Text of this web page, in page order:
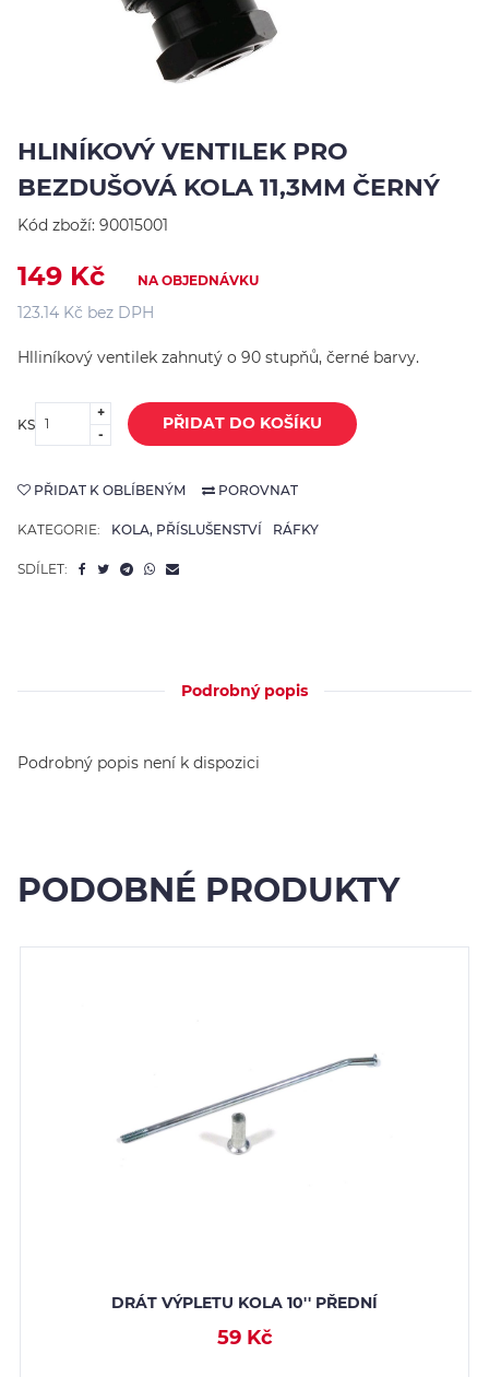
YouTube
HLINÍKOVÝ VENTILEK PRO
BEZDUŠOVÁ KOLA 11,3MM ČERNÝ
Kód zboží: 90015001
149 Kč NA OBJEDNÁVKU
123.14 Kč bez DPH
Hlliníkový ventilek zahnutý o 90 stupňů, černé barvy.
KS
+
-
PŘIDAT DO KOŠÍKU
PŘIDAT K OBLÍBENÝM POROVNAT
KATEGORIE: KOLA, PŘÍSLUŠENSTVÍ RÁFKY
SDÍLET:
Podrobný popis
Podrobný popis není k dispozici
PODOBNÉ PRODUKTY
DRÁT VÝPLETU KOLA 10'' PŘEDNÍ
59 Kč